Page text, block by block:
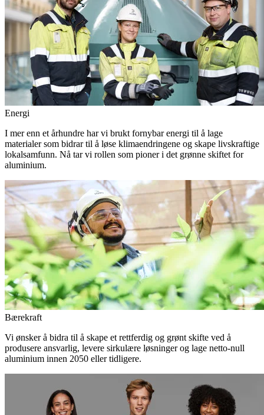
Energi
I mer enn et århundre har vi brukt fornybar energi til å lage
materialer som bidrar til å løse klimaendringene og skape livskraftige
lokalsamfunn. Nå tar vi rollen som pioner i det grønne skiftet for
aluminium.
Bærekraft
Vi ønsker å bidra til å skape et rettferdig og grønt skifte ved å
produsere ansvarlig, levere sirkulære løsninger og lage netto-null
aluminium innen 2050 eller tidligere.